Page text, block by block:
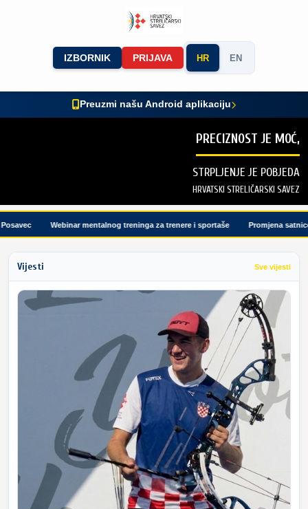
IZBORNIK PRIJAVA HR EN
Preuzmi našu Android aplikaciju
PRECIZNOST JE MOĆ,
STRPLJENJE JE POBJEDA
HRVATSKI STRELIČARSKI SAVEZ
Webinar mentalnog treninga za trenere i sportaše Promjena satnice
Vijesti Sve vijesti